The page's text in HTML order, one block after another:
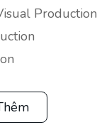
Production